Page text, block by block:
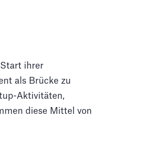
ihrer
als Brücke zu
Aktivitäten,
diese Mittel von